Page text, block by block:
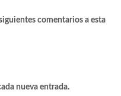
comentarios a esta
nueva entrada.